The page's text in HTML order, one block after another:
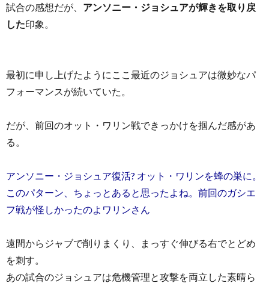
試合の感想だが、 アンソニー・ジョシュアが輝きを取り戻
した印象。
最初に申し上げたようにここ最近のジョシュアは微妙なパ
フォーマンスが続いていた。
だが、前回のオット・ワリン戦できっかけを掴んだ感があ
る。
アンソニー・ジョシュア復活? オット・ワリンを蜂の巣に。
このパターン、ちょっとあると思ったよね。前回のガシエ
フ戦が怪しかったのよワリンさん
遠間からジャブで削りまくり、まっすぐ伸びる右でとどめ
を刺す。
あの試合のジョシュアは危機管理と攻撃を両立した素晴ら